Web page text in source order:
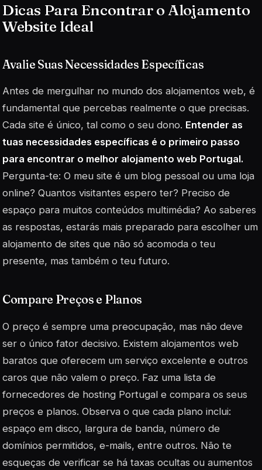
Dicas Para Encontrar o Alojamento
Website Ideal
Avalie Suas Necessidades Específicas
Antes de mergulhar no mundo dos alojamentos web, é
fundamental que percebas realmente o que precisas.
Cada site é único, tal como o seu dono. Entender as
tuas necessidades específicas é o primeiro passo
para encontrar o melhor alojamento web Portugal.
Pergunta-te: O meu site é um blog pessoal ou uma loja
online? Quantos visitantes espero ter? Preciso de
espaço para muitos conteúdos multimédia? Ao saberes
as respostas, estarás mais preparado para escolher um
alojamento de sites que não só acomoda o teu
presente, mas também o teu futuro.
Compare Preços e Planos
O preço é sempre uma preocupação, mas não deve
ser o único fator decisivo. Existem alojamentos web
baratos que oferecem um serviço excelente e outros
caros que não valem o preço. Faz uma lista de
fornecedores de hosting Portugal e compara os seus
preços e planos. Observa o que cada plano inclui:
espaço em disco, largura de banda, número de
domínios permitidos, e-mails, entre outros. Não te
esqueças de verificar se há taxas ocultas ou aumentos